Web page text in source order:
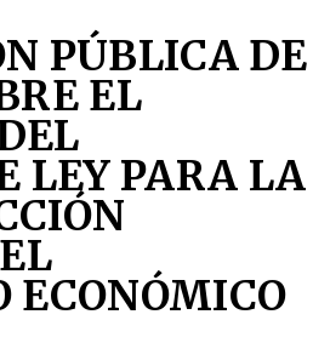
PÚBLICA DE
EL
LEY PARA LA
ECONÓMICO